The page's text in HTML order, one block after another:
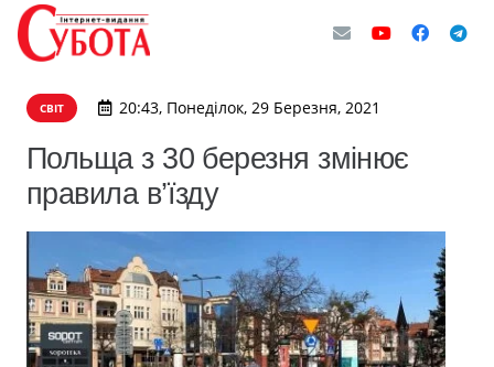
СВІТ 20:43, Понеділок, 29 Березня, 2021
Польща з 30 березня змінює
правила в’їзду